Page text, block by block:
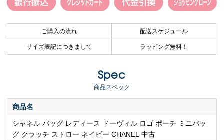
ご購入の流れ 配送スケジュール
サイズ表記につきまして ラッピング無料！
Spec
商品スペック
商品名
シャネル バッグ レディース ドーヴィル ロゴ ポーチ ミニバッ
グ クラッチ ストロー ネイビー CHANEL 中古